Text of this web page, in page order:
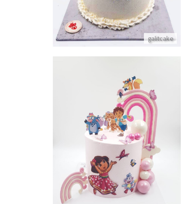
galitcake
עוגת דורה דייגו וחברים
פרטים נוספים